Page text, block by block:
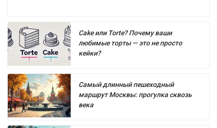
Cake или Torte? Почему ваши
любимые торты — это не просто
кейки?
Самый длинный пешеходный
маршрут Москвы: прогулка сквозь
века